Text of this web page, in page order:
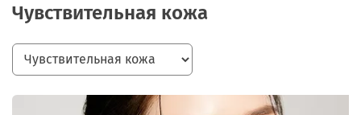
Чувствительная кожа